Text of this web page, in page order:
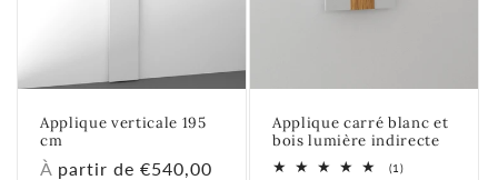
Applique verticale 195
cm
PrixÀ partir de €540,00
Applique carré blanc et
bois lumière indirecte
(1)1